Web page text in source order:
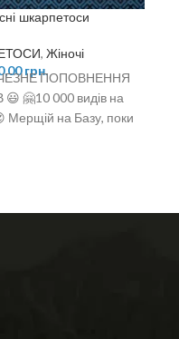
шкарпетоси
,Жіночі
грн.ПОПОВНЕННЯ
🤗10 000 видів на
Мерщій на Базу, поки